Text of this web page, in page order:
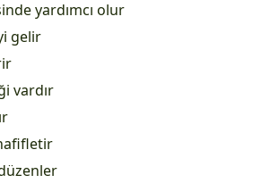
yardımcı olur
gelir
vardır